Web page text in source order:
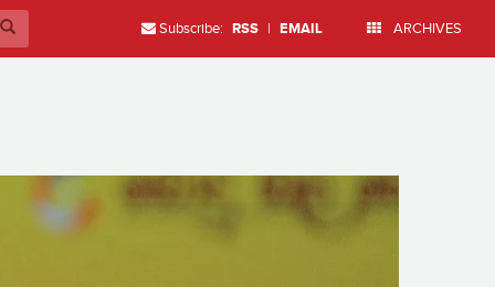
Subscribe: RSS | EMAIL ARCHIVES